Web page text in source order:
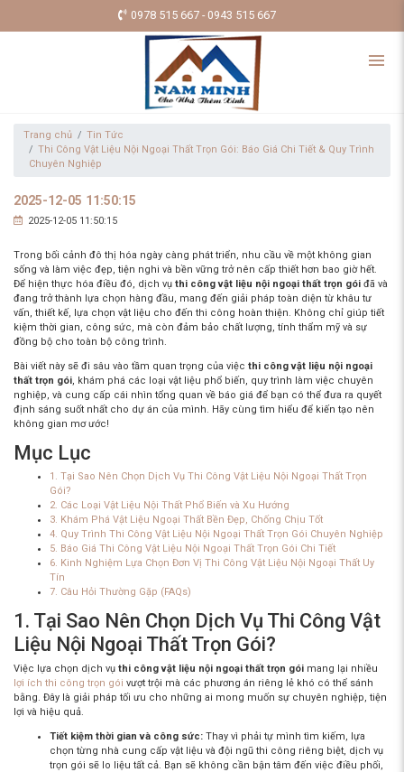
0978 515 667 - 0943 515 667
Trang chủ
Tin Tức
Thi Công Vật Liệu Nội Ngoại Thất Trọn Gói: Báo Giá Chi Tiết & Quy Trình
Chuyên Nghiệp
2025-12-05 11:50:15
2025-12-05 11:50:15
Trong bối cảnh đô thị hóa ngày càng phát triển, nhu cầu về một không gian
sống và làm việc đẹp, tiện nghi và bền vững trở nên cấp thiết hơn bao giờ hết.
Để hiện thực hóa điều đó, dịch vụ thi công vật liệu nội ngoại thất trọn gói đã và
đang trở thành lựa chọn hàng đầu, mang đến giải pháp toàn diện từ khâu tư
vấn, thiết kế, lựa chọn vật liệu cho đến thi công hoàn thiện. Không chỉ giúp tiết
kiệm thời gian, công sức, mà còn đảm bảo chất lượng, tính thẩm mỹ và sự
đồng bộ cho toàn bộ công trình.
Bài viết này sẽ đi sâu vào tầm quan trọng của việc thi công vật liệu nội ngoại
thất trọn gói , khám phá các loại vật liệu phổ biến, quy trình làm việc chuyên
nghiệp, và cung cấp cái nhìn tổng quan về báo giá để bạn có thể đưa ra quyết
định sáng suốt nhất cho dự án của mình. Hãy cùng tìm hiểu để kiến tạo nên
không gian mơ ước!
Mục Lục
1. Tại Sao Nên Chọn Dịch Vụ Thi Công Vật Liệu Nội Ngoại Thất Trọn
Gói?
2. Các Loại Vật Liệu Nội Thất Phổ Biến và Xu Hướng
3. Khám Phá Vật Liệu Ngoại Thất Bền Đẹp, Chống Chịu Tốt
4. Quy Trình Thi Công Vật Liệu Nội Ngoại Thất Trọn Gói Chuyên Nghiệp
5. Báo Giá Thi Công Vật Liệu Nội Ngoại Thất Trọn Gói Chi Tiết
6. Kinh Nghiệm Lựa Chọn Đơn Vị Thi Công Vật Liệu Nội Ngoại Thất Uy
Tín
7. Câu Hỏi Thường Gặp (FAQs)
1. Tại Sao Nên Chọn Dịch Vụ Thi Công Vật
Liệu Nội Ngoại Thất Trọn Gói?
Việc lựa chọn dịch vụ thi công vật liệu nội ngoại thất trọn gói mang lại nhiều
lợi ích thi công trọn gói vượt trội mà các phương án riêng lẻ khó có thể sánh
bằng. Đây là giải pháp tối ưu cho những ai mong muốn sự chuyên nghiệp, tiện
lợi và hiệu quả.
Tiết kiệm thời gian và công sức: Thay vì phải tự mình tìm kiếm, lựa
chọn từng nhà cung cấp vật liệu và đội ngũ thi công riêng biệt, dịch vụ
trọn gói sẽ lo liệu tất cả. Bạn sẽ không cần bận tâm đến việc điều phối,